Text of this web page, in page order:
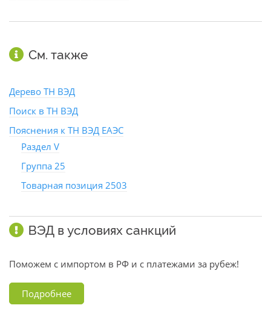
См. также
Дерево ТН ВЭД
Поиск в ТН ВЭД
Пояснения к ТН ВЭД ЕАЭС
Раздел V
Группа 25
Товарная позиция 2503
ВЭД в условиях санкций
Поможем с импортом в РФ и с платежами за рубеж!
Подробнее